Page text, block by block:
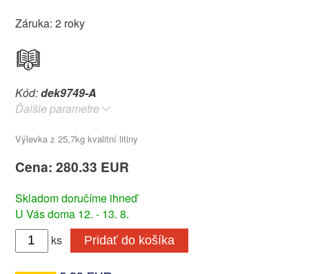
Záruka: 2 roky
Kód:dek9749-A
Ďalšie parametre
Výlevka z 25,7kg kvalitní litiny
Cena: 280.33 EUR
Skladom doručíme ihneď
U Vás doma 12. - 13. 8.
ks
Pridať do košíka